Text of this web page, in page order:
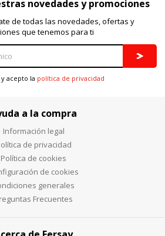
novedades y promociones
de todas las novedades, ofertas y
que tenemos para ti
acepto la política de privacidad
a la compra
Información legal
de privacidad
Política de cookies
de cookies
generales
Frecuentes
_evSubscription, _evPromt
tus cookies desde la sección
de cookies